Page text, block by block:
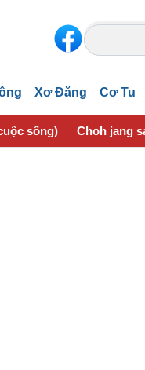
Xơ Đăng Cơ Tu
sống) Choh jang